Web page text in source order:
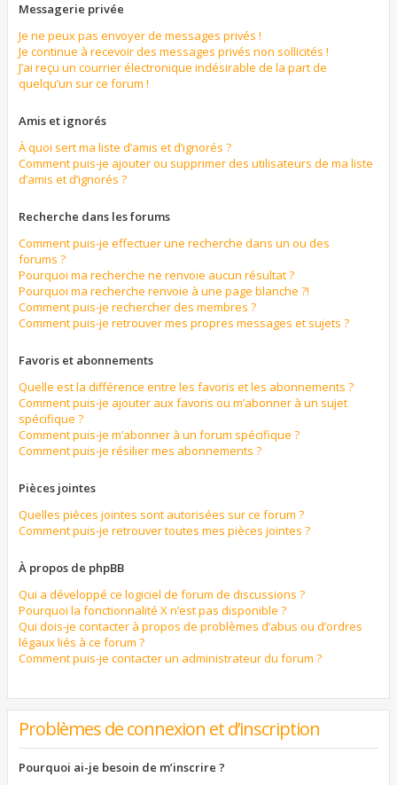
Messagerie privée
Je ne peux pas envoyer de messages privés !
Je continue à recevoir des messages privés non sollicités !
J’ai reçu un courrier électronique indésirable de la part de
quelqu’un sur ce forum !
Amis et ignorés
À quoi sert ma liste d’amis et d’ignorés ?
Comment puis-je ajouter ou supprimer des utilisateurs de ma liste
d’amis et d’ignorés ?
Recherche dans les forums
Comment puis-je effectuer une recherche dans un ou des
forums ?
Pourquoi ma recherche ne renvoie aucun résultat ?
Pourquoi ma recherche renvoie à une page blanche ?!
Comment puis-je rechercher des membres ?
Comment puis-je retrouver mes propres messages et sujets ?
Favoris et abonnements
Quelle est la différence entre les favoris et les abonnements ?
Comment puis-je ajouter aux favoris ou m’abonner à un sujet
spécifique ?
Comment puis-je m’abonner à un forum spécifique ?
Comment puis-je résilier mes abonnements ?
Pièces jointes
Quelles pièces jointes sont autorisées sur ce forum ?
Comment puis-je retrouver toutes mes pièces jointes ?
À propos de phpBB
Qui a développé ce logiciel de forum de discussions ?
Pourquoi la fonctionnalité X n’est pas disponible ?
Qui dois-je contacter à propos de problèmes d’abus ou d’ordres
légaux liés à ce forum ?
Comment puis-je contacter un administrateur du forum ?
Problèmes de connexion et d’inscription
Pourquoi ai-je besoin de m’inscrire ?